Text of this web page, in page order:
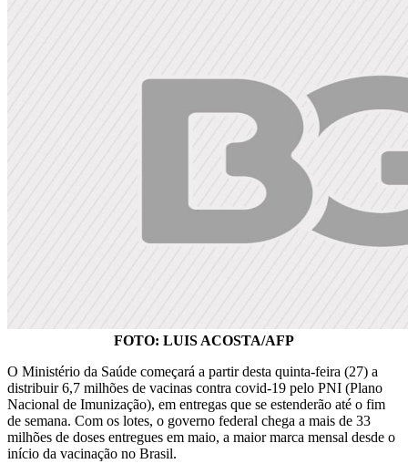
FOTO: LUIS ACOSTA/AFP
O Ministério da Saúde começará a partir desta quinta-feira (27) a
distribuir 6,7 milhões de vacinas contra covid-19 pelo PNI (Plano
Nacional de Imunização), em entregas que se estenderão até o fim
de semana. Com os lotes, o governo federal chega a mais de 33
milhões de doses entregues em maio, a maior marca mensal desde o
início da vacinação no Brasil.